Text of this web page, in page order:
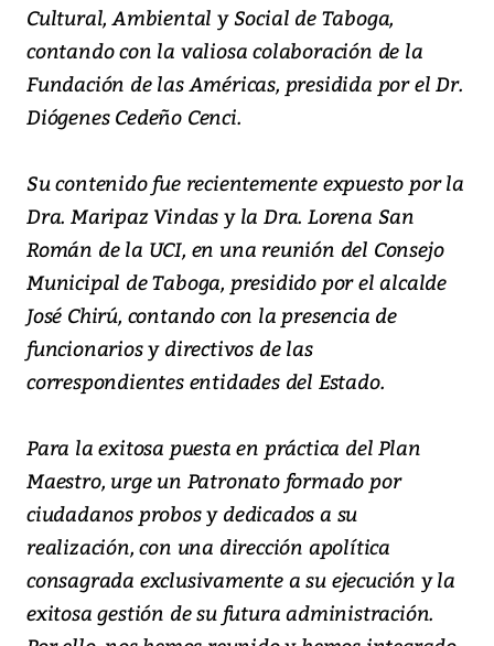
Cultural, Ambiental y Social de Taboga,
contando con la valiosa colaboración de la
Fundación de las Américas, presidida por el Dr.
Diógenes Cedeño Cenci.
Su contenido fue recientemente expuesto por la
Dra. Maripaz Vindas y la Dra. Lorena San
Román de la UCI, en una reunión del Consejo
Municipal de Taboga, presidido por el alcalde
José Chirú, contando con la presencia de
funcionarios y directivos de las
correspondientes entidades del Estado.
Para la exitosa puesta en práctica del Plan
Maestro, urge un Patronato formado por
ciudadanos probos y dedicados a su
realización, con una dirección apolítica
consagrada exclusivamente a su ejecución y la
exitosa gestión de su futura administración.